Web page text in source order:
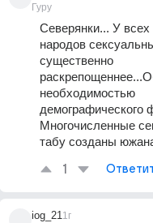
Гуру
Северянки... У
народов
существенно
необходимостью
демографического
Многочисленные
табу созданы
1
iog_211г